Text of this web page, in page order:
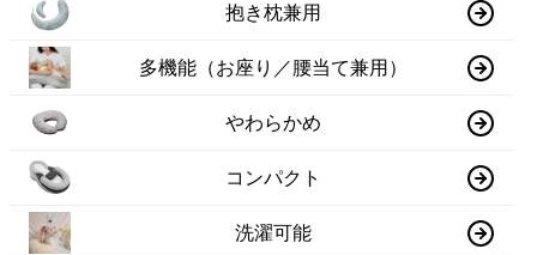
抱き枕兼用
多機能（お座り／腰当て兼用）
やわらかめ
コンパクト
洗濯可能